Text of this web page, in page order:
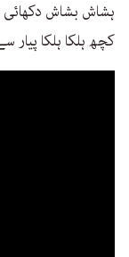
ہشاش بشاش
کچھ ہلکا ہلکا پیار